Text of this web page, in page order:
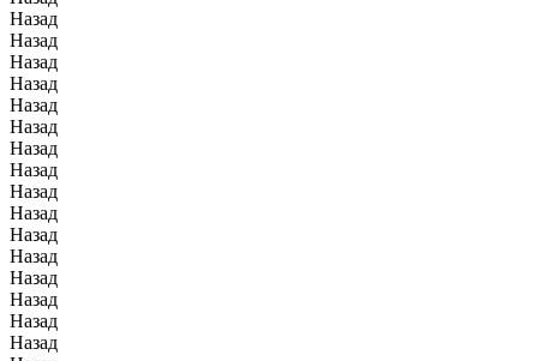
Назад
Назад
Назад
Назад
Назад
Назад
Назад
Назад
Назад
Назад
Назад
Назад
Назад
Назад
Назад
Назад